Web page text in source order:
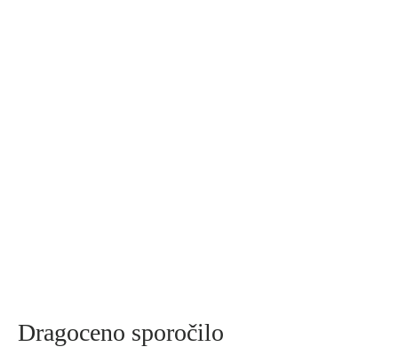
Dragoceno sporočilo